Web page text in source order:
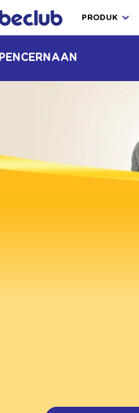
PRODUK
PENCERNAAN